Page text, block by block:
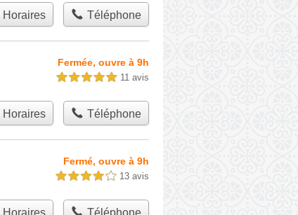
Horaires Téléphone
Fermée, ouvre à 9h
5,0 étoiles sur 5 11 avis
Horaires Téléphone
Fermé, ouvre à 9h
4,0 étoiles sur 5 13 avis